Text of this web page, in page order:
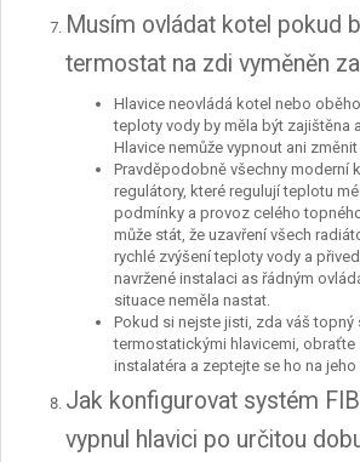
Musím ovládat kotel pokud
termostat na zdi vyměněn
Hlavice neovládá kotel nebo
teploty vody by měla být zajištěna
Hlavice nemůže vypnout ani
Pravděpodobně všechny moderní
regulátory, které regulují teplotu
podmínky a provoz celého
může stát, že uzavření všech
rychlé zvýšení teploty vody a
navržené instalaci as řádným
situace neměla nastat.
Pokud si nejste jisti, zda váš
termostatickými hlavicemi, obraťte
instalatéra a zeptejte se ho na jeho
Jak konfigurovat systém
vypnul hlavici po určitou